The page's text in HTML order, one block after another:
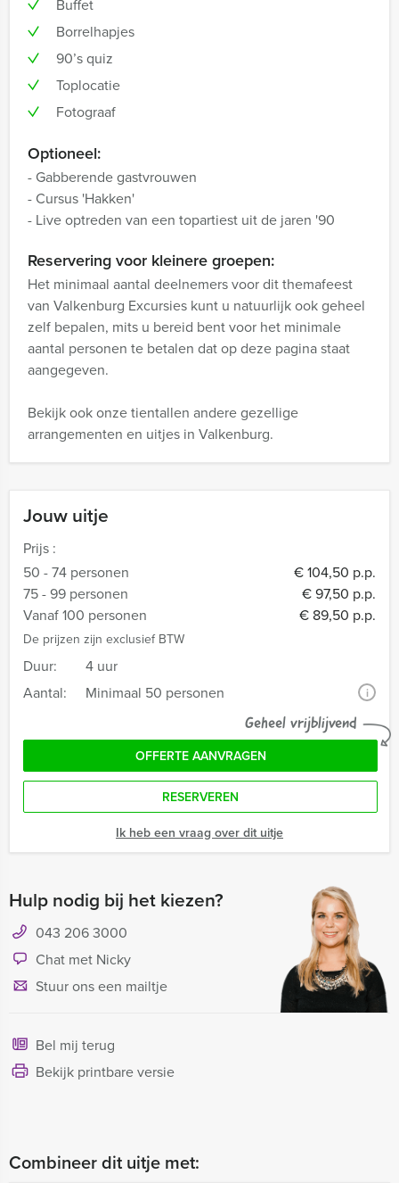
Jouw uitje
Prijs :
50 - 74 personen
€ 104,50 p.p.
75 - 99 personen
€ 97,50 p.p.
Vanaf 100 personen
€ 89,50 p.p.
De prijzen zijn exclusief BTW
Duur:
4 uur
Aantal:
Minimaal 50 personen i
Geheel vrijblijvend
OFFERTE AANVRAGEN
RESERVEREN
Ik heb een vraag over dit uitje
Hulp nodig bij het kiezen?
043 206 3000
Chat met Nicky
Stuur ons een mailtje
Bel mij terug
Bekijk printbare versie
Buffet
Borrelhapjes
90’s quiz
Toplocatie
Fotograaf
Optioneel:
- Gabberende gastvrouwen
- Cursus 'Hakken'
- Live optreden van een topartiest uit de jaren '90
Reservering voor kleinere groepen:
Het minimaal aantal deelnemers voor dit themafeest
van Valkenburg Excursies kunt u natuurlijk ook geheel
zelf bepalen, mits u bereid bent voor het minimale
aantal personen te betalen dat op deze pagina staat
aangegeven.
Bekijk ook onze tientallen andere gezellige
arrangementen en uitjes in Valkenburg.
Combineer dit uitje met: